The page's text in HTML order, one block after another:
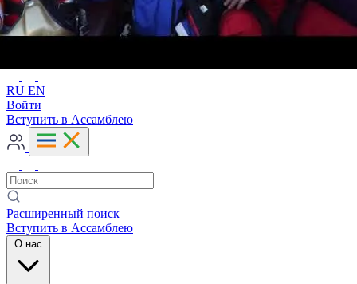
RU EN
Войти
Вступить в Ассамблею
Расширенный поиск
Вступить в Ассамблею
О нас